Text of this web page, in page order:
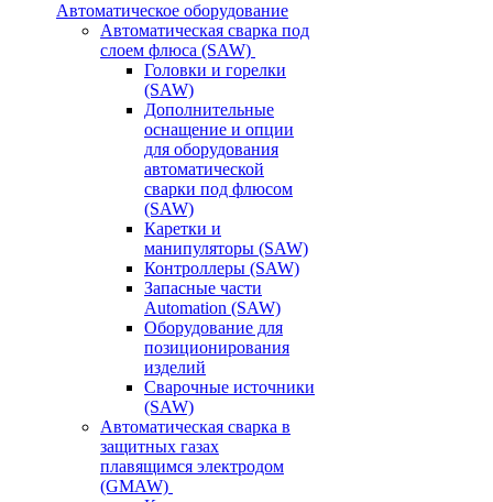
Автоматическое оборудование
Автоматическая сварка под
слоем флюса (SAW)
Головки и горелки
(SAW)
Дополнительные
оснащение и опции
для оборудования
автоматической
сварки под флюсом
(SAW)
Каретки и
манипуляторы (SAW)
Контроллеры (SAW)
Запасные части
Automation (SAW)
Оборудование для
позиционирования
изделий
Сварочные источники
(SAW)
Автоматическая сварка в
защитных газах
плавящимся электродом
(GMAW)